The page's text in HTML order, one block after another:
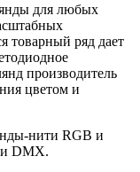
для любых
товарный ряд дает
производитель
цветом и
нити RGB и
и DMX.